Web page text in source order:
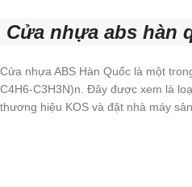
Cửa nhựa abs hàn
Cửa nhựa ABS Hàn Quốc là một
C4H6-C3H3N)n. Đây được xem là
thương hiệu KOS và đặt nhà máy